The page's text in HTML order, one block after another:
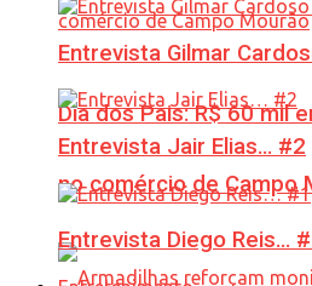
Dia dos Pais: R$ 60 mil
no comércio de Campo
Entrevista Gilmar
Entrevista Jair Elias… #2
Entrevista Diego Reis…